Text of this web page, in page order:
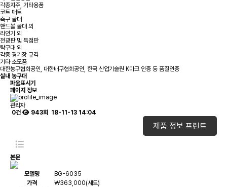
각종지주, 기타용품
코트 매트
축구 골대
핸드볼 골대 외
라인기 외
전광판 및 득점판
탁구대 외
각종 경기장 규격
기타 소모품
대한농구협회공인, 대한배구협회공인, 한국 산업기술원 K마크 인증 등 품질인증
실내 농구대
파울표시기
페이지 정보
관리자
0건
943회 18-11-13 14:04
제품 정보 프린트
본문
모델명
BG-6035
가격
￦363,000(세트)